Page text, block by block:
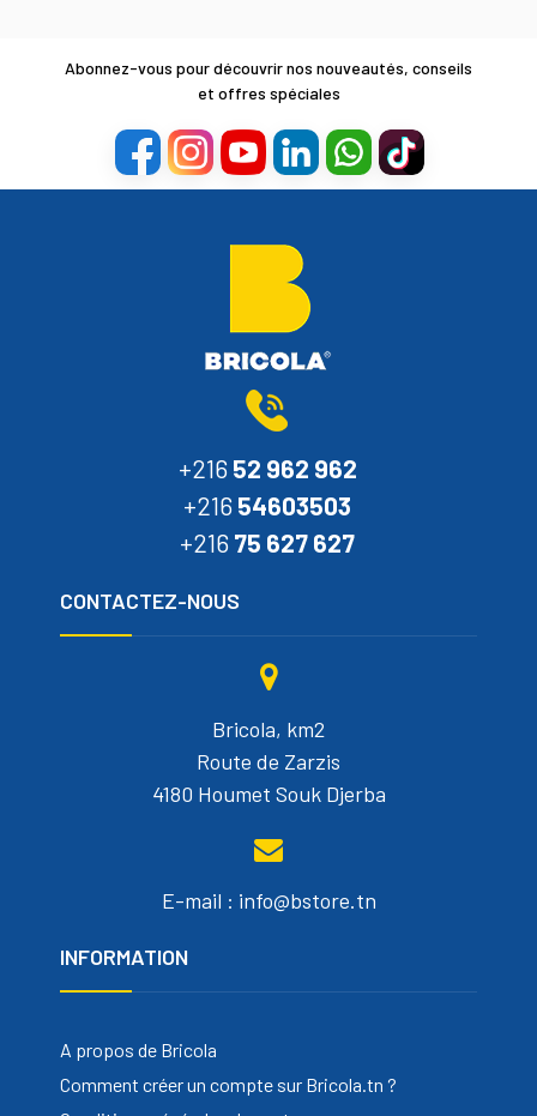
Abonnez-vous pour découvrir nos nouveautés, conseils
et offres spéciales
+216 52 962 962
+216 54603503
+216 75 627 627
CONTACTEZ-NOUS
Bricola, km2
Route de Zarzis
4180 Houmet Souk Djerba
E-mail : info@bstore.tn
INFORMATION
A propos de Bricola
Comment créer un compte sur Bricola.tn ?